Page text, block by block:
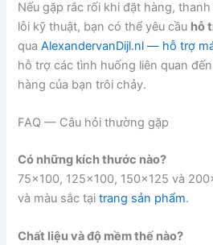
Nếu gặp rắc rối khi đặt hàng,
lỗi kỹ thuật, bạn có thể yêu cầu hỗ
quaAlexandervanDijl.nl — hỗ trợ
hỗ trợ các tình huống liên quan
hàng của bạn trôi chảy.
FAQ — Câu hỏi thường gặp
Có những kích thước nào?
75×100, 125×100, 150×125 và
và màu sắc tạitrang sản phẩm.
Chất liệu và độ mềm thế nào?